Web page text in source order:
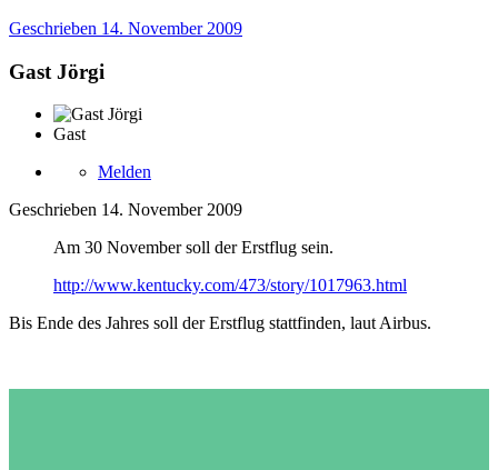
Geschrieben 14. November 2009
Gast Jörgi
Gast
Melden
Geschrieben 14. November 2009
Am 30 November soll der Erstflug sein.
http://www.kentucky.com/473/story/1017963.html
Bis Ende des Jahres soll der Erstflug stattfinden, laut Airbus.